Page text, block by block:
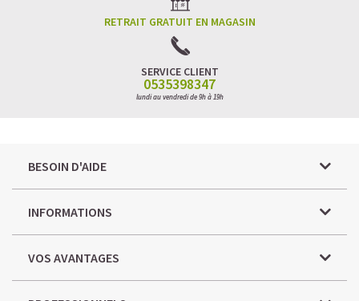
RETRAIT GRATUIT EN MAGASIN
SERVICE CLIENT
0535398347
lundi au vendredi de 9h à 19h
BESOIN D'AIDE
INFORMATIONS
VOS AVANTAGES